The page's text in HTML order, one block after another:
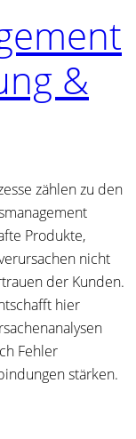
&
zählen zu den
Produkte,
nicht
der Kunden.
hier
Fehler
stärken.